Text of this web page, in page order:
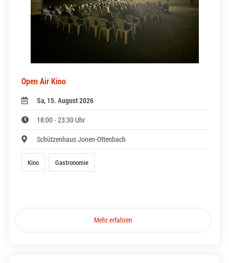
Open Air Kino
Sa, 15. August 2026
18:00 - 23:30 Uhr
Schützenhaus Jonen-Ottenbach
Kino Gastronomie
Mehr erfahren